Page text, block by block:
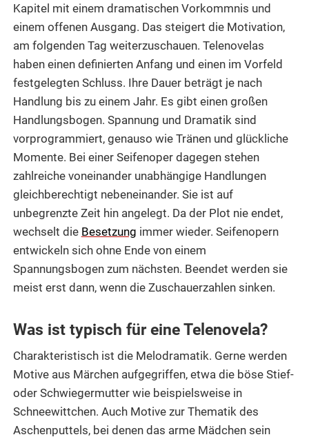
Kapitel mit einem dramatischen Vorkommnis und
einem offenen Ausgang. Das steigert die Motivation,
am folgenden Tag weiterzuschauen. Telenovelas
haben einen definierten Anfang und einen im Vorfeld
festgelegten Schluss. Ihre Dauer beträgt je nach
Handlung bis zu einem Jahr. Es gibt einen großen
Handlungsbogen. Spannung und Dramatik sind
vorprogrammiert, genauso wie Tränen und glückliche
Momente. Bei einer Seifenoper dagegen stehen
zahlreiche voneinander unabhängige Handlungen
gleichberechtigt nebeneinander. Sie ist auf
unbegrenzte Zeit hin angelegt. Da der Plot nie endet,
wechselt die Besetzung immer wieder. Seifenopern
entwickeln sich ohne Ende von einem
Spannungsbogen zum nächsten. Beendet werden sie
meist erst dann, wenn die Zuschauerzahlen sinken.
Was ist typisch für eine Telenovela?
Charakteristisch ist die Melodramatik. Gerne werden
Motive aus Märchen aufgegriffen, etwa die böse Stief-
oder Schwiegermutter wie beispielsweise in
Schneewittchen. Auch Motive zur Thematik des
Aschenputtels, bei denen das arme Mädchen sein